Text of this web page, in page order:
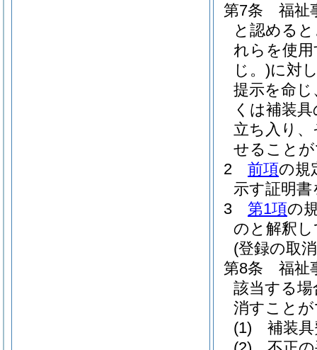
第7条
福祉
と認める
れらを使
じ。)に対
提示を命
くは補装
立ち入り
せること
2
前項の規
示す証明
3
第1項の
のと解釈
(登録の取
第8条
福祉
該当する
消すこと
(1)
補装